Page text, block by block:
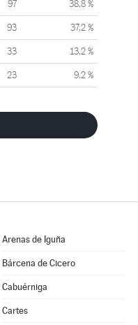
97 38,8 %
93 37,2 %
33 13,2 %
23 9,2 %
Arenas de Iguña
Bárcena de Cicero
Cabuérniga
Cartes